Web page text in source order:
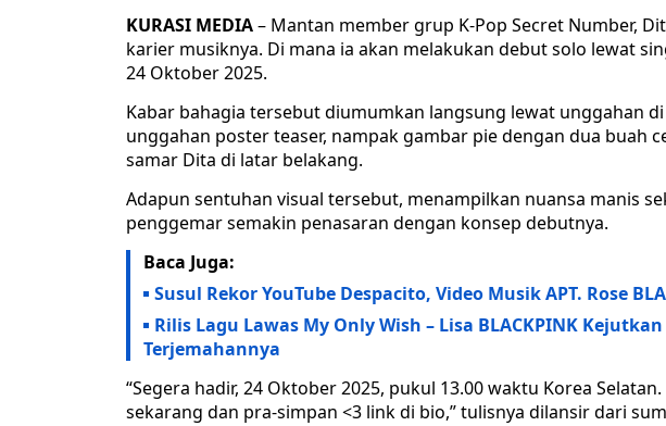
KURASI MEDIA– Mantan member grup K-Pop Secret Number,
karier musiknya. Di mana ia akan melakukan debut solo lewat
24 Oktober 2025.
Kabar bahagia tersebut diumumkan langsung lewat unggahan
unggahan poster teaser, nampak gambar pie dengan dua buah
samar Dita di latar belakang.
Adapun sentuhan visual tersebut, menampilkan nuansa manis
penggemar semakin penasaran dengan konsep debutnya.
Baca Juga:
Susul Rekor YouTube Despacito, Video Musik APT. Rose
Rilis Lagu Lawas My Only Wish – Lisa BLACKPINK
Terjemahannya
“Segera hadir, 24 Oktober 2025, pukul 13.00 waktu Korea
sekarang dan pra-simpan <3 link di bio,” tulisnya dilansir dari